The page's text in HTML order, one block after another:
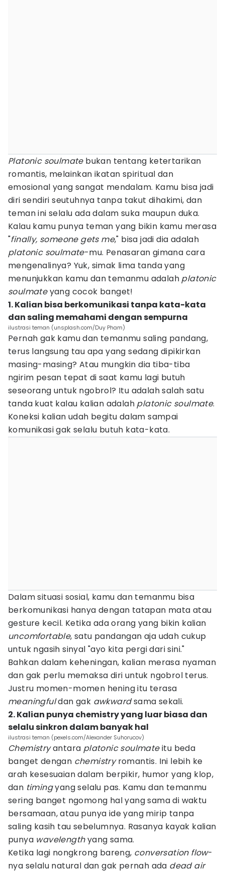
Platonic soulmatebukan tentang ketertarikan
romantis, melainkan ikatan spiritual dan
emosional yang sangat mendalam. Kamu bisa jadi
diri sendiri seutuhnya tanpa takut dihakimi, dan
teman ini selalu ada dalam suka maupun duka.
Kalau kamu punya teman yang bikin kamu merasa
"finally, someone gets me," bisa jadi dia adalah
platonic soulmate-mu. Penasaran gimana cara
mengenalinya? Yuk, simak lima tanda yang
menunjukkan kamu dan temanmu adalah platonic
soulmateyang cocok banget!
1. Kalian bisa berkomunikasi tanpa kata-kata
dan saling memahami dengan sempurna
ilustrasi teman (unsplash.com/Duy Pham)
Pernah gak kamu dan temanmu saling pandang,
terus langsung tau apa yang sedang dipikirkan
masing-masing? Atau mungkin dia tiba-tiba
ngirim pesan tepat di saat kamu lagi butuh
seseorang untuk ngobrol? Itu adalah salah satu
tanda kuat kalau kalian adalah platonic soulmate.
Koneksi kalian udah begitu dalam sampai
komunikasi gak selalu butuh kata-kata.
Dalam situasi sosial, kamu dan temanmu bisa
berkomunikasi hanya dengan tatapan mata atau
gesture kecil. Ketika ada orang yang bikin kalian
uncomfortable, satu pandangan aja udah cukup
untuk ngasih sinyal "ayo kita pergi dari sini."
Bahkan dalam keheningan, kalian merasa nyaman
dan gak perlu memaksa diri untuk ngobrol terus.
Justru momen-momen hening itu terasa
meaningfuldan gak awkwardsama sekali.
2. Kalian punya chemistry yang luar biasa dan
selalu sinkron dalam banyak hal
ilustrasi teman (pexels.com/Alexander Suhorucov)
Chemistryantara platonic soulmateitu beda
banget dengan chemistryromantis. Ini lebih ke
arah kesesuaian dalam berpikir, humor yang klop,
dan timingyang selalu pas. Kamu dan temanmu
sering banget ngomong hal yang sama di waktu
bersamaan, atau punya ide yang mirip tanpa
saling kasih tau sebelumnya. Rasanya kayak kalian
punya wavelengthyang sama.
Ketika lagi nongkrong bareng, conversation flow-
nya selalu natural dan gak pernah ada dead air